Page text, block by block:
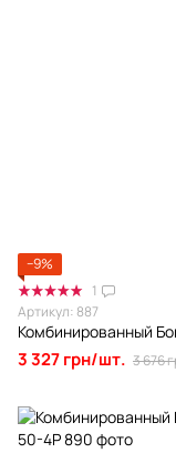
−9%
1
Артикул: 887
Комбинированный
3 327 грн/шт. 3 676